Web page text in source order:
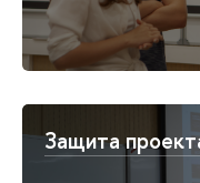
Защита